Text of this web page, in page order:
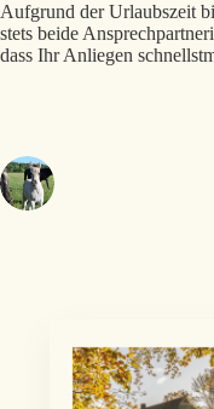
Aufgrund der Urlaubszeit
stets beide
dass Ihr Anliegen